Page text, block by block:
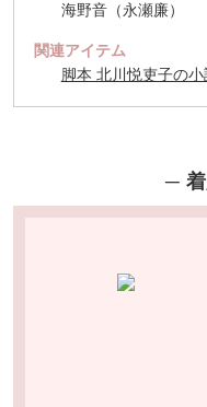
海野音（永瀬廉）
関連アイテム
脚本 北川悦吏子の小